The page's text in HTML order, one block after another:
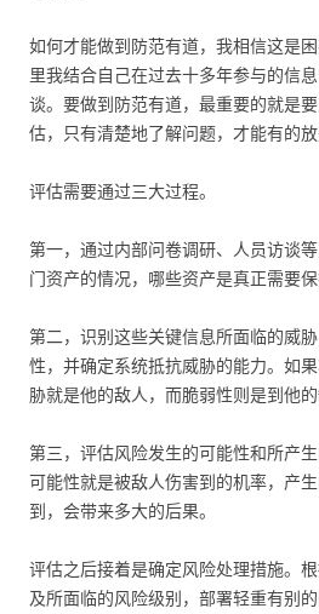
如何才能做到防范有道，我相信这是
里我结合自己在过去十多年参与的信
谈。要做到防范有道，最重要的就是
估，只有清楚地了解问题，才能有的放
评估需要通过三大过程。
第一，通过内部问卷调研、人员访谈
门资产的情况，哪些资产是真正需要保
第二，识别这些关键信息所面临的威
性，并确定系统抵抗威胁的能力。如
胁就是他的敌人，而脆弱性则是到他
第三，评估风险发生的可能性和所产
可能性就是被敌人伤害到的机率，产
到，会带来多大的后果。
评估之后接着是确定风险处理措施。
及所面临的风险级别，部署轻重有别